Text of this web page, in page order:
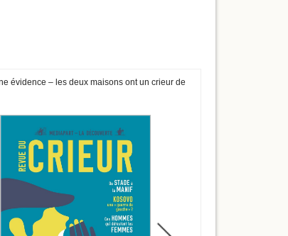
évidence – les deux maisons ont un crieur de